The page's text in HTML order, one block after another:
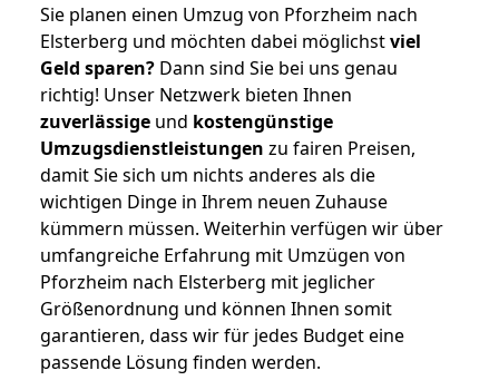
Sie planen einen Umzug von Pforzheim nach
Elsterberg und möchten dabei möglichstviel
Geld sparen? Dann sind Sie bei uns genau
richtig! Unser Netzwerk bieten Ihnen
zuverlässige und kostengünstige
Umzugsdienstleistungen zu fairen Preisen,
damit Sie sich um nichts anderes als die
wichtigen Dinge in Ihrem neuen Zuhause
kümmern müssen. Weiterhin verfügen wir über
umfangreiche Erfahrung mit Umzügen von
Pforzheim nach Elsterberg mit jeglicher
Größenordnung und können Ihnen somit
garantieren, dass wir für jedes Budget eine
passende Lösung finden werden.